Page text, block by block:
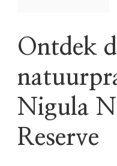
Ontdek
Nigula
Reserve